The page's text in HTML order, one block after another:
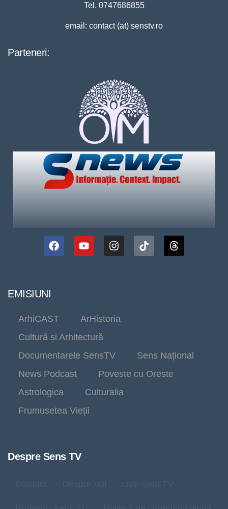
Tel. 0747686855
email: contact (at) senstv.ro
Parteneri:
EMISIUNI
ArhiCAST
ArHistoria
Cultură și Arhitectură
Documentarele SensTV
Sens Național
News Podcast
Poveste cu Oreste
Astrologica
Culturalia
Frumusetea Vieții
Despre Sens TV